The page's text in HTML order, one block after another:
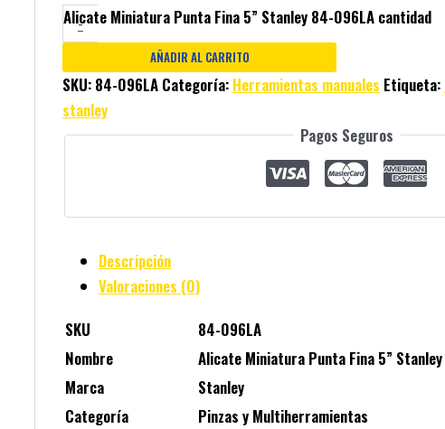
-
Alicate Miniatura Punta Fina 5” Stanley 84-096LA cantidad
AÑADIR AL CARRITO
SKU: 84-096LA Categoría: Herramientas manuales Etiqueta:
stanley
Pagos Seguros
Descripción
Valoraciones (0)
SKU
84-096LA
Nombre
Alicate Miniatura Punta Fina 5” Stanley
Marca
Stanley
Categoría
Pinzas y Multiherramientas